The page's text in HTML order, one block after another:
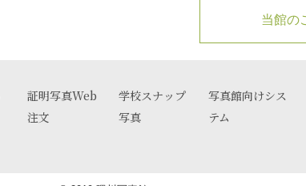
当館の
証明写真Web
注文
学校スナップ
写真
写真館向けシス
テム